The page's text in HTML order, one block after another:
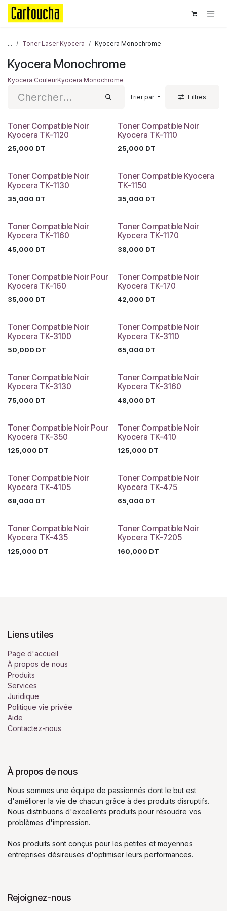
Se rendre au contenu
... Toner Laser Kyocera Kyocera Monochrome
Kyocera Monochrome
Kyocera CouleurKyocera Monochrome
Trier par Filtres
Toner Compatible Noir
Kyocera TK-1120
25,000 DT
Toner Compatible Noir
Kyocera TK-1110
25,000 DT
Toner Compatible Noir
Kyocera TK-1130
35,000 DT
Toner Compatible Kyocera
TK-1150
35,000 DT
Toner Compatible Noir
Kyocera TK-1160
45,000 DT
Toner Compatible Noir
Kyocera TK-1170
38,000 DT
Toner Compatible Noir Pour
Kyocera TK-160
35,000 DT
Toner Compatible Noir
Kyocera TK-170
42,000 DT
Toner Compatible Noir
Kyocera TK-3100
50,000 DT
Toner Compatible Noir
Kyocera TK-3110
65,000 DT
Toner Compatible Noir
Kyocera TK-3130
75,000 DT
Toner Compatible Noir
Kyocera TK-3160
48,000 DT
Toner Compatible Noir Pour
Kyocera TK-350
125,000 DT
Toner Compatible Noir
Kyocera TK-410
125,000 DT
Toner Compatible Noir
Kyocera TK-4105
68,000 DT
Toner Compatible Noir
Kyocera TK-475
65,000 DT
Toner Compatible Noir
Kyocera TK-435
125,000 DT
Toner Compatible Noir
Kyocera TK-7205
160,000 DT
Liens utiles
Page d'accueil
À propos de nous
Produits
Services
Juridique
Politique vie privée
Aide
Contactez-nous
À propos de nous
Nous sommes une équipe de passionnés dont le but est
d'améliorer la vie de chacun grâce à des produits disruptifs.
Nous distribuons d'excellents produits pour résoudre vos
problèmes d'impression.
Nos produits sont conçus pour les petites et moyennes
entreprises désireuses d'optimiser leurs performances.
Rejoignez-nous